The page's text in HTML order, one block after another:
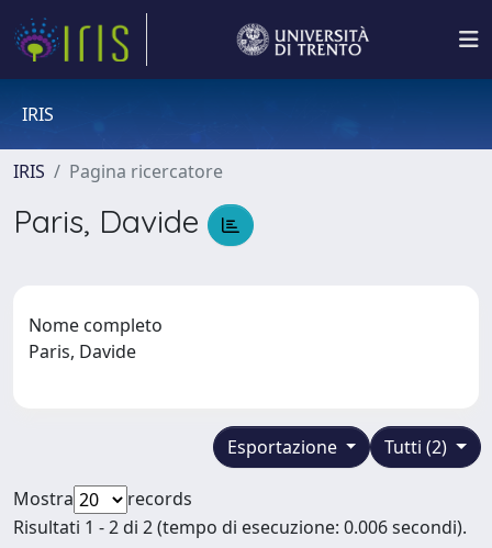
IRIS
IRIS Pagina ricercatore
Paris, Davide
Nome completo
Paris, Davide
Tutti (2)
Esportazione
Mostra
records
Risultati 1 - 2 di 2 (tempo di esecuzione: 0.006 secondi).